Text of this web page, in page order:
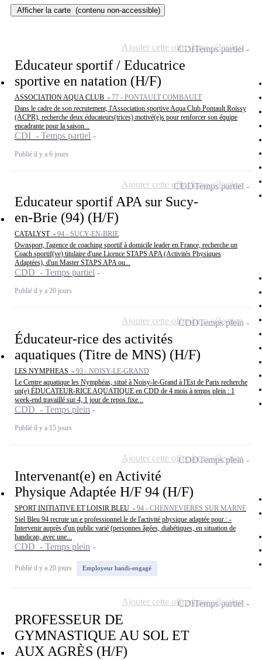
Afficher la carte (contenu non-accessible)
Educateur sportif / Educatrice
sportive en natation (H/F)
ASSOCIATION AQUA CLUB - 77 - PONTAULT COMBAULT
Dans le cadre de son recrutement, l'Association sportive Aqua Club Pontault Roissy
(ACPR), recherche deux éducateurs(trices) motivé(e)s pour renforcer son équipe
encadrante pour la saison...
CDI - Temps partiel
Publié il y a 6 jours
CDITemps partiel
Ajouter cette offre à ma sélection
Educateur sportif APA sur Sucy-
en-Brie (94) (H/F)
CATALYST - 94 - SUCY-EN-BRIE
Ownsport, l'agence de coaching sportif à domicile leader en France, recherche un
Coach sportif(ve) titulaire d'une Licence STAPS APA (Activités Physiques
Adaptées), d'un Master STAPS APA ou...
CDD - Temps partiel
Publié il y a 20 jours
CDDTemps partiel
Ajouter cette offre à ma sélection
Éducateur-rice des activités
aquatiques (Titre de MNS) (H/F)
LES NYMPHEAS - 93 - NOISY-LE-GRAND
Le Centre aquatique les Nymphéas, situé à Noisy-le-Grand à l'Est de Paris recherche
un(e) ÉDUCATEUR-RICE AQUATIQUE en CDD de 4 mois à temps plein : 1
week-end travaillé sur 4, 1 jour de repos fixe...
CDD - Temps plein
Publié il y a 15 jours
CDDTemps plein
Ajouter cette offre à ma sélection
Intervenant(e) en Activité
Physique Adaptée H/F 94 (H/F)
SPORT INITIATIVE ET LOISIR BLEU - 94 - CHENNEVIERES SUR MARNE
Siel Bleu 94 recrute un.e professionnel.le de l'activité physique adaptée pour : -
Intervenir auprès d'un public varié (personnes âgées, diabétiques, en situation de
handicap, avec une...
CDD - Temps plein
Publié il y a 20 jours Employeur handi-engagé
CDDTemps plein
Ajouter cette offre à ma sélection
PROFESSEUR DE
GYMNASTIQUE AU SOL ET
AUX AGRÈS (H/F)
CDITemps partiel
Ajouter cette offre à ma sélection